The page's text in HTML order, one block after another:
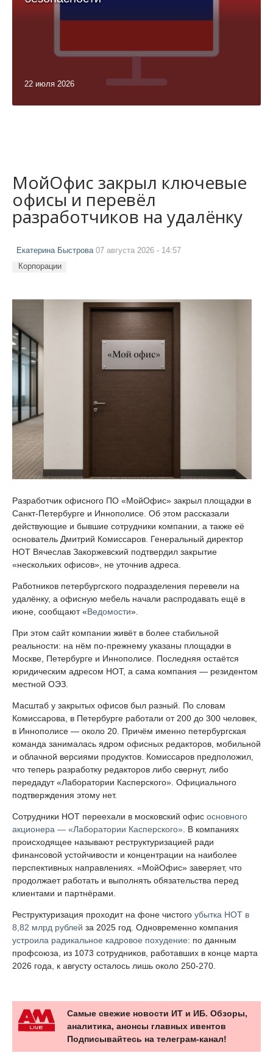
22 июля 2026
МойОфис закрыл ключевые
офисы и перевёл
разработчиков на удалёнку
Екатерина Быстрова07 августа 2026 - 14:57
Корпорации
Разработчик офисного ПО «МойОфис» закрыл площадки в
Санкт-Петербурге и Иннополисе. Об этом рассказали
действующие и бывшие сотрудники компании, а также её
основатель Дмитрий Комиссаров. Генеральный директор
НОТ Вячеслав Закоржевский подтвердил закрытие
«нескольких офисов», не уточнив адреса.
Работников петербургского подразделения перевели на
удалёнку, а офисную мебель начали распродавать ещё в
июне, сообщают «Ведомости».
При этом сайт компании живёт в более стабильной
реальности: на нём по-прежнему указаны площадки в
Москве, Петербурге и Иннополисе. Последняя остаётся
юридическим адресом НОТ, а сама компания — резидентом
местной ОЭЗ.
Масштаб у закрытых офисов был разный. По словам
Комиссарова, в Петербурге работали от 200 до 300 человек,
в Иннополисе — около 20. Причём именно петербургская
команда занималась ядром офисных редакторов, мобильной
и облачной версиями продуктов. Комиссаров предположил,
что теперь разработку редакторов либо свернут, либо
передадут «Лаборатории Касперского». Официального
подтверждения этому нет.
Сотрудники НОТ переехали в московский офис основного
акционера — «Лаборатории Касперского» . В компаниях
происходящее называют реструктуризацией ради
финансовой устойчивости и концентрации на наиболее
перспективных направлениях. «МойОфис» заверяет, что
продолжает работать и выполнять обязательства перед
клиентами и партнёрами.
Реструктуризация проходит на фоне чистого убытка НОТ в
8,82 млрд рублей за 2025 год. Одновременно компания
устроила радикальное кадровое похудение: по данным
профсоюза, из 1073 сотрудников, работавших в конце марта
2026 года, к августу осталось лишь около 250-270.
Самые свежие новости ИТ и ИБ. Обзоры,
аналитика, анонсы главных ивентов
Подписывайтесь на телеграм-канал!